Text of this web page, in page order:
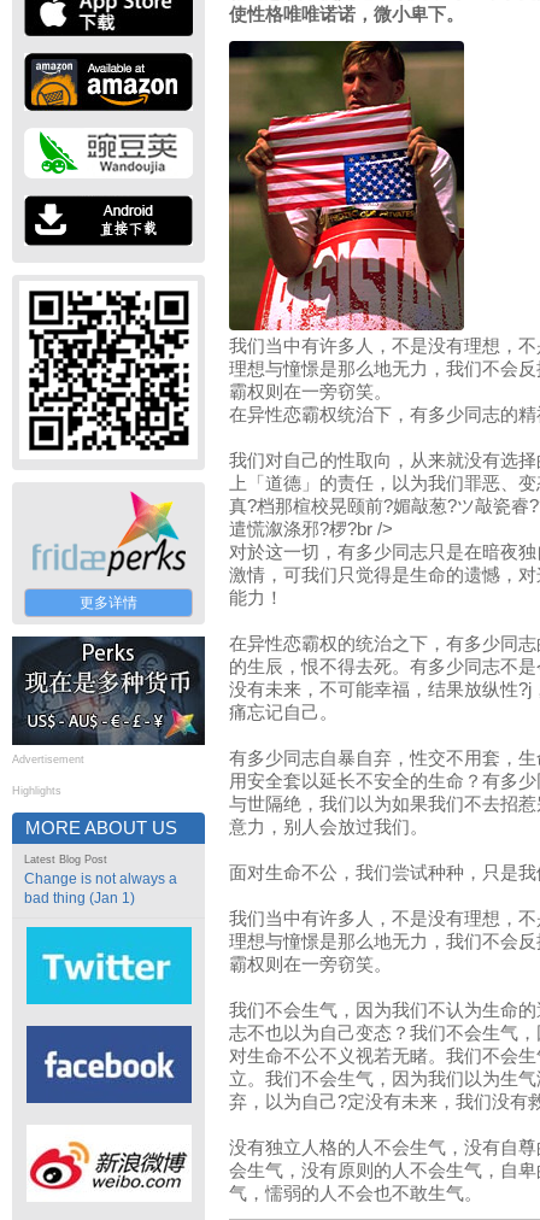
更多详情
Advertisement
Highlights
MORE ABOUT US
Latest Blog Post
Change is not always a
bad thing (Jan 1)
使性格唯唯诺诺，微小卑下。
我们当中有许多人，不是没有理想，
理想与憧憬是那么地无力，我们不会
霸权则在一旁窃笑。
在异性恋霸权统治下，有多少同志的
我们对自己的性取向，从来就没有选
上「道德」的责任，以为我们罪恶、
真?档那楦校晃颐前?媚敲葱?ツ敲瓷睿
遣慌溆涤邪?椤?br />
对於这一切，有多少同志只是在暗夜
激情，可我们只觉得是生命的遗憾，
能力！
在异性恋霸权的统治之下，有多少同
的生辰，恨不得去死。有多少同志不
没有未来，不可能幸福，结果放纵性
痛忘记自己。
有多少同志自暴自弃，性交不用套，
用安全套以延长不安全的生命？有多
与世隔绝，我们以为如果我们不去招
意力，别人会放过我们。
面对生命不公，我们尝试种种，只是
我们当中有许多人，不是没有理想，
理想与憧憬是那么地无力，我们不会
霸权则在一旁窃笑。
我们不会生气，因为我们不认为生命
志不也以为自己变态？我们不会生气
对生命不公不义视若无睹。我们不会
立。我们不会生气，因为我们以为生
弃，以为自己?定没有未来，我们没有
没有独立人格的人不会生气，没有自
会生气，没有原则的人不会生气，自
气，懦弱的人不会也不敢生气。